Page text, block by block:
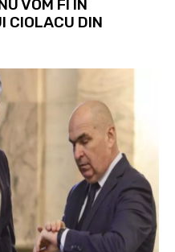
VOM FI ÎN
CIOLACU DIN